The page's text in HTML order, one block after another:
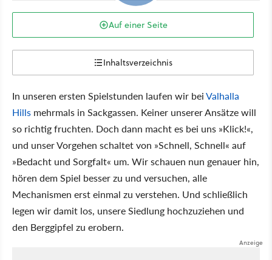
Auf einer Seite
Inhaltsverzeichnis
In unseren ersten Spielstunden laufen wir beiValhalla
Hills mehrmals in Sackgassen. Keiner unserer Ansätze will
so richtig fruchten. Doch dann macht es bei uns »Klick!«,
und unser Vorgehen schaltet von »Schnell, Schnell« auf
»Bedacht und Sorgfalt« um. Wir schauen nun genauer hin,
hören dem Spiel besser zu und versuchen, alle
Mechanismen erst einmal zu verstehen. Und schließlich
legen wir damit los, unsere Siedlung hochzuziehen und
den Berggipfel zu erobern.